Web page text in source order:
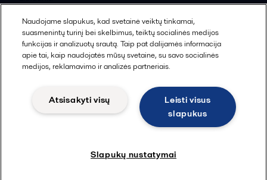
All offices and partners
© 2015-2026, ALFA LAVAL
Cookies policy Legal terms and conditions
Naudojame slapukus, kad svetainė veiktų tinkamai,
suasmenintų turinį bei skelbimus, teiktų socialinės medijos
funkcijas ir analizuotų srautą. Taip pat dalijamės informacija
apie tai, kaip naudojatės mūsų svetaine, su savo socialinės
medijos, reklamavimo ir analizės partneriais.
Leisti visus
slapukus
Atsisakyti visų
Slapukų nustatymai